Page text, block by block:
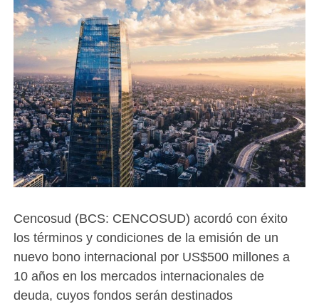
Cencosud (BCS: CENCOSUD) acordó con éxito
los términos y condiciones de la emisión de un
nuevo bono internacional por US$500 millones a
10 años en los mercados internacionales de
deuda, cuyos fondos serán destinados